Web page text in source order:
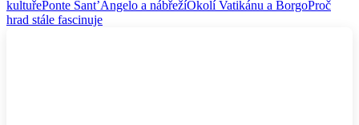
kultuřePonte Sant’Angelo a nábřežíOkolí Vatikánu a BorgoProč
hrad stále fascinuje